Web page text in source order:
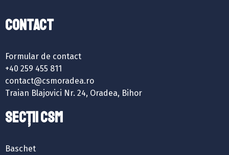
Contact
Formular de contact
+40 259 455 811
contact@csmoradea.ro
Traian Blajovici Nr. 24, Oradea, Bihor
SECȚII CSM
Baschet